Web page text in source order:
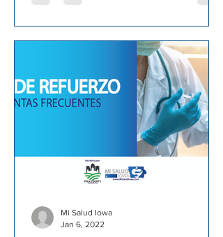
Mi Salud Iowa
Jan 6, 2022